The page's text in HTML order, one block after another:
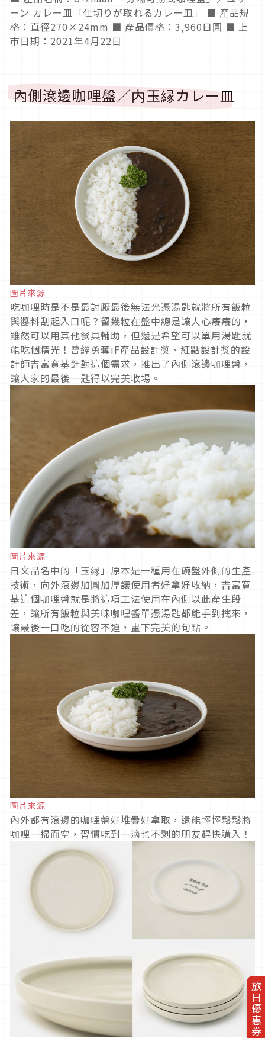
旅日優惠券
ーン カレー皿「仕切りが取れるカレー皿」 ■ 產品規
格：直徑270×24mm ■ 產品價格：3,960日圓 ■ 上
市日期：2021年4月22日
內側滾邊咖哩盤／内玉縁カレー皿
圖片來源
吃咖哩時是不是最討厭最後無法光憑湯匙就將所有飯粒
與醬料刮起入口呢？留幾粒在盤中總是讓人心癢癢的，
雖然可以用其他餐具輔助，但還是希望可以單用湯匙就
能吃個精光！曾經勇奪iF產品設計獎、紅點設計獎的設
計師吉富寛基針對這個需求，推出了內側滾邊咖哩盤，
讓大家的最後一匙得以完美收場。
圖片來源
日文品名中的「玉縁」原本是一種用在碗盤外側的生產
技術，向外滾邊加圓加厚讓使用者好拿好收納，吉富寛
基這個咖哩盤就是將這項工法使用在內側以此產生段
差，讓所有飯粒與美味咖哩醬單憑湯匙都能手到擒來，
讓最後一口吃的從容不迫，畫下完美的句點。
圖片來源
內外都有滾邊的咖哩盤好堆疊好拿取，還能輕輕鬆鬆將
咖哩一掃而空，習慣吃到一滴也不剩的朋友趕快購入！